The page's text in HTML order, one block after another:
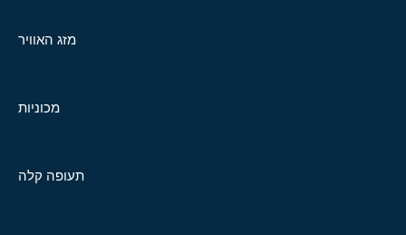
מזג האוויר
מכוניות
תעופה קלה